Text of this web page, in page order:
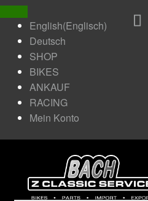
English(Englisch)
Deutsch
SHOP
BIKES
ANKAUF
RACING
Mein Konto